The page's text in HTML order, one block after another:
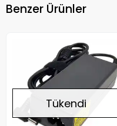
Benzer Ürünler
Tükendi